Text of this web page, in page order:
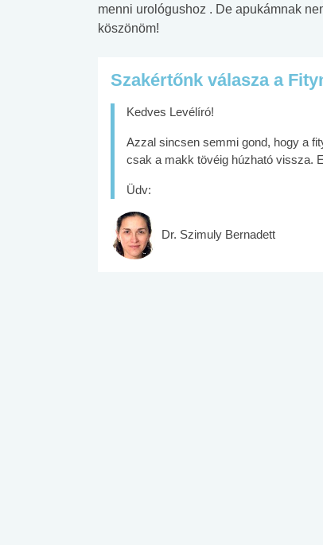
menni urológushoz . De apukámnak
köszönöm!
Szakértőnk válasza a
Kedves Levélíró!
Azzal sincsen semmi gond, hogy a
csak a makk tövéig húzható vissza.
Üdv:
Dr. Szimuly Bernadett